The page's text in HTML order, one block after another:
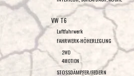
VW T6
Luftfahrwerk
FAHRWERK-HÖHERLEGUNG
2WD
4MOTION
STOSSDÄMPFER/FEDERN